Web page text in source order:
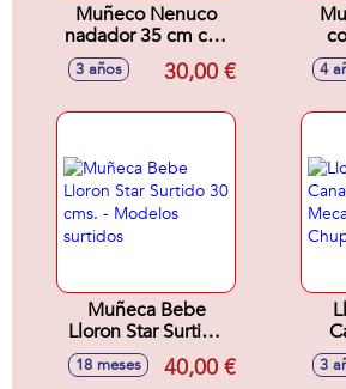
Muñeco Nenuco
nadador 35 cm con
piernas articuladas
3 años 30,00 € 4
Muñeca Bebe
Lloron Star Surtido
30 cms. - Modelos
surtidos
18 meses 40,00 € 3